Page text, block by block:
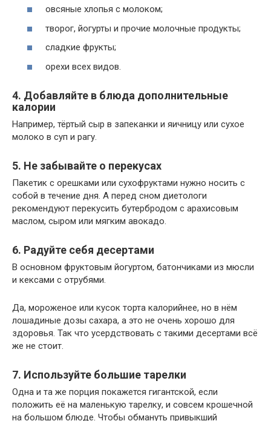
овсяные хлопья с молоком;
творог, йогурты и прочие молочные продукты;
сладкие фрукты;
орехи всех видов.
4. Добавляйте в блюда дополнительные
калории
Например, тёртый сыр в запеканки и яичницу или сухое
молоко в суп и рагу.
5. Не забывайте о перекусах
Пакетик с орешками или сухофруктами нужно носить с
собой в течение дня. А перед сном диетологи
рекомендуют перекусить бутербродом с арахисовым
маслом, сыром или мягким авокадо.
6. Радуйте себя десертами
В основном фруктовым йогуртом, батончиками из мюсли
и кексами с отрубями.
Да, мороженое или кусок торта калорийнее, но в нём
лошадиные дозы сахара, а это не очень хорошо для
здоровья. Так что усердствовать с такими десертами всё
же не стоит.
7. Используйте большие тарелки
Одна и та же порция покажется гигантской, если
положить её на маленькую тарелку, и совсем крошечной
на большом блюде. Чтобы обмануть привыкший